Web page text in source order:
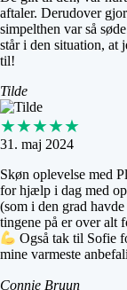
aftaler. Derudover
simpelthen var så
står i den situation, at
til!
Tilde
★★★★★
31. maj 2024
Skøn oplevelse med
for hjælp i dag med
(som i den grad
tingene på er over
Også tak til Sofie
mine varmeste
Connie Bruun